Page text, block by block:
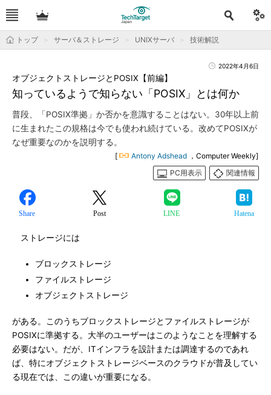
トップ サーバ＆ストレージ UNIXサーバ 技術解説
2022年4月6日
知っているようで知らない「POSIX」とは何か
オブジェクトストレージとPOSIX【前編】
普段、「POSIX準拠」か否かを意識することはない。30年以上前
に生まれたこの規格は今でも使われ続けている。改めてPOSIXが
なぜ重要なのかを説明する。
[ Antony Adshead ，Computer Weekly]
PC用表示
関連情報
Share Post LINE Hatena
ストレージには
ブロックストレージ
ファイルストレージ
オブジェクトストレージ
がある。このうちブロックストレージとファイルストレージが
POSIXに準拠する。大半のユーザーはこのようなことを理解する
必要はない。だが、ITインフラを設計または調達するのであれ
ば、特にオブジェクトストレージベースのクラウドが普及してい
る現在では、この違いが重要になる。